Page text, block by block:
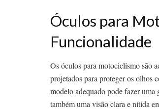
Óculos para
Funcionalidade
Os óculos para motociclismo são
projetados para proteger os olhos
modelo adequado pode fazer uma
também uma visão clara e nítida